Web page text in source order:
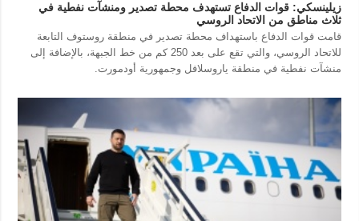
زيلينسكي: قوات الدفاع تستهدف محطة تصدير ومنشآت نفطية في
ثلاث مناطق من الاتحاد الروسي
قامت قوات الدفاع باستهداف محطة تصدير في منطقة روستوف التابعة
للاتحاد الروسي، والتي تقع على بعد 250 كم من خط الجبهة، بالإضافة إلى
منشآت نفطية في منطقة ياروسلافل وجمهورية أودمورت.